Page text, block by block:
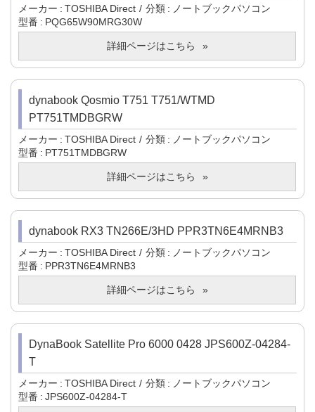
メーカー TOSHIBA Direct 分類
ノートブックパソコン
型番
PQG65W90MRG30W
詳細ページはこちら
dynabook Qosmio T751 T751/WTMD
PT751TMDBGRW
メーカー TOSHIBA Direct 分類
ノートブックパソコン
型番
PT751TMDBGRW
詳細ページはこちら
dynabook RX3 TN266E/3HD PPR3TN6E4MRNB3
メーカー TOSHIBA Direct 分類
ノートブックパソコン
型番
PPR3TN6E4MRNB3
詳細ページはこちら
DynaBook Satellite Pro 6000 0428 JPS600Z-04284-
T
メーカー TOSHIBA Direct 分類
ノートブックパソコン
型番
JPS600Z-04284-T